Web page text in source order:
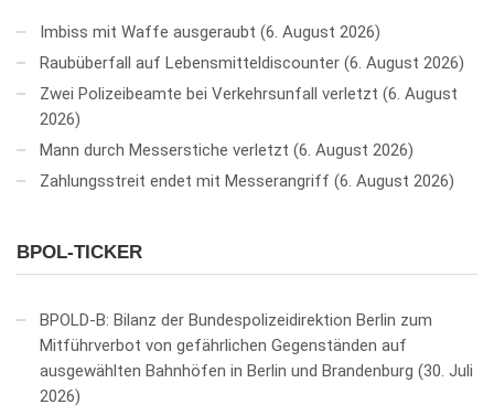
Imbiss mit Waffe ausgeraubt 6. August 2026
Raubüberfall auf Lebensmitteldiscounter 6. August 2026
Zwei Polizeibeamte bei Verkehrsunfall verletzt 6. August
2026
Mann durch Messerstiche verletzt 6. August 2026
Zahlungsstreit endet mit Messerangriff 6. August 2026
BPOL-TICKER
BPOLD-B: Bilanz der Bundespolizeidirektion Berlin zum
Mitführverbot von gefährlichen Gegenständen auf
ausgewählten Bahnhöfen in Berlin und Brandenburg 30. Juli
2026